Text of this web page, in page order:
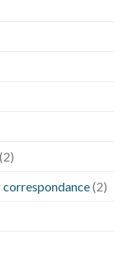
(2)
correspondance(2)